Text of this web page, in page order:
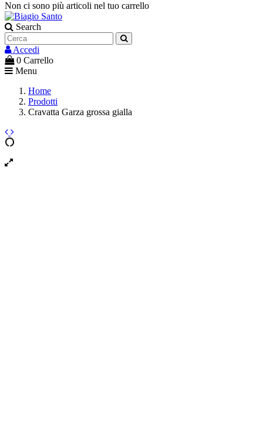
Non ci sono più articoli nel tuo carrello
Search
Accedi
0 Carrello
Menu
Home
Prodotti
Cravatta Garza grossa gialla